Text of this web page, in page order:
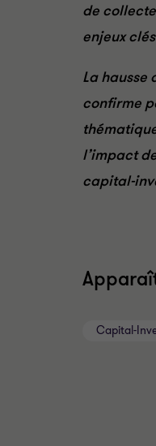
de
enjeux
La hausse
confirme
l’impact
capital-
Capital-